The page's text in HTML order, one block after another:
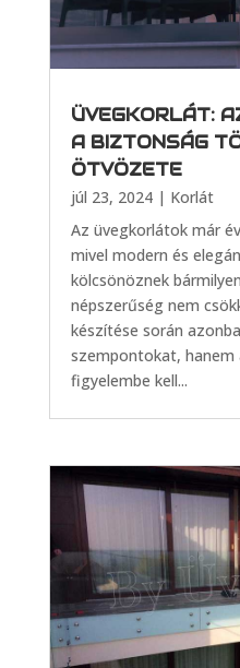
ÜVEGKORLÁT:
A BIZTONSÁG
ÖTVÖZETE
júl 23, 2024| Korlát
Az üvegkorlátok már
mivel modern és
kölcsönöznek
népszerűség nem
készítése során
szempontokat,
figyelembe kell...